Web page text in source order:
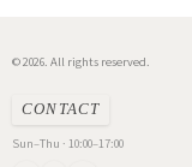
© 2026. All rights reserved.
CONTACT
Sun–Thu · 10:00–17:00